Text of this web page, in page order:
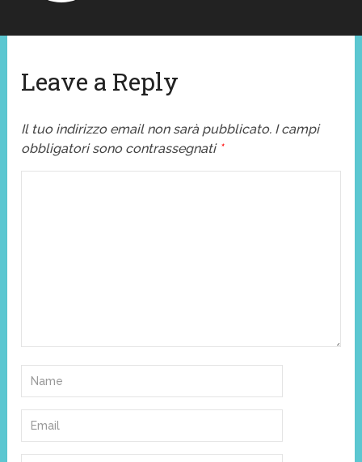
Leave a Reply
Il tuo indirizzo email non sarà pubblicato. I campi
obbligatori sono contrassegnati *